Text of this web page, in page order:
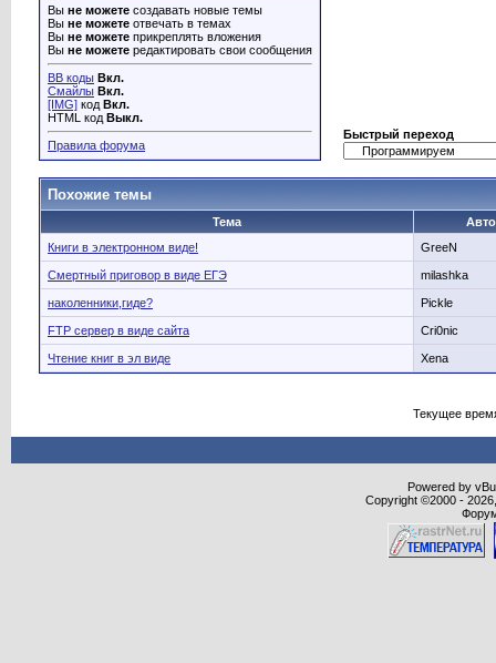
Вы не можете создавать новые темы
Вы не можете отвечать в темах
Вы не можете прикреплять вложения
Вы не можете редактировать свои сообщения
BB коды Вкл.
Смайлы Вкл.
[IMG] код Вкл.
HTML код Выкл.
Правила форума
Быстрый переход
Похожие темы
Тема
Книги в электронном виде!
GreeN
Смертный приговор в виде ЕГЭ milashka
наколенники,гиде? Pickle
FTP сервер в виде сайта Cri0nic
Чтение книг в эл виде Xena
Текущее
Powered by
Copyright ©2000 -